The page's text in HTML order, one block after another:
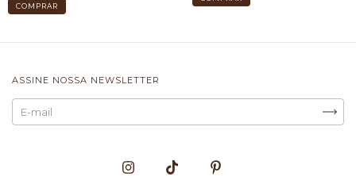
COMPRAR
ASSINE NOSSA NEWSLETTER